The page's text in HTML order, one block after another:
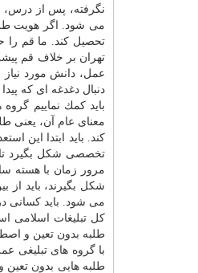
نگرفته، پس از درس،
می شود. اگر هویت
تحصیل كند. ما قم را
تهران بر خلاف قم
عمل، دانش مورد
دنبال دغدغه ای كه
باید كمك نماییم
معنای عام آن، یعنی
كند. باید ابتدا این
تخصصی شكل بگیرد تا
مرور زمان با هسته
شكل بگیرند، باید
می شود. باید كسانی
كل تبلیغات اسلامی
طلبه بدون تعین و
با گروه های تبلیغی
طلبه هایی بدون